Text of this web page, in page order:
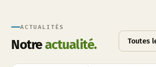
ACTUALITÉS
Notreactualité. Toutes